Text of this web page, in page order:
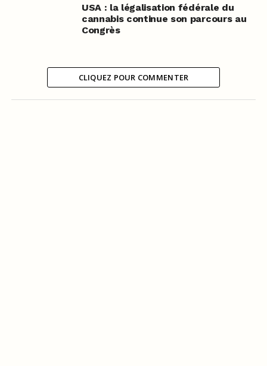
USA : la légalisation fédérale du
cannabis continue son parcours au
Congrès
CLIQUEZ POUR COMMENTER